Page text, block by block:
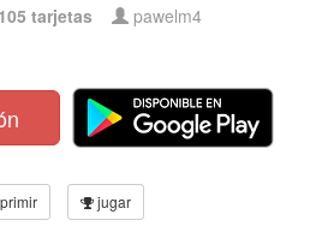
105 tarjetas pawelm4
jugar